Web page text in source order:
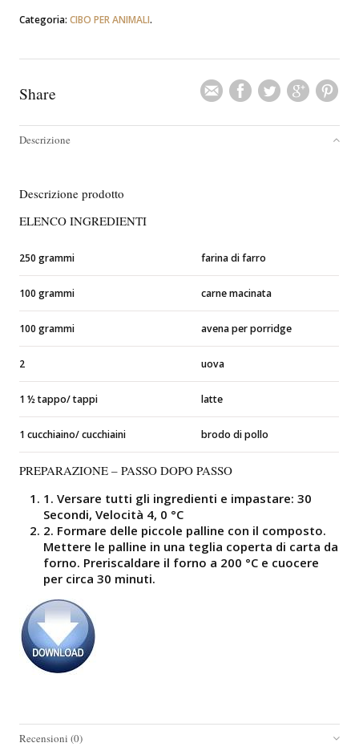
Categoria:CIBO PER ANIMALI.
Share
Descrizione
Descrizione prodotto
ELENCO INGREDIENTI
250 grammi farina di farro
100 grammi carne macinata
100 grammi avena per porridge
2 uova
1 ½ tappo/ tappi latte
1 cucchiaino/ cucchiaini brodo di pollo
PREPARAZIONE – PASSO DOPO PASSO
1. Versare tutti gli ingredienti e impastare: 30
Secondi, Velocità 4, 0 °C
2. Formare delle piccole palline con il composto.
Mettere le palline in una teglia coperta di carta da
forno. Preriscaldare il forno a 200 °C e cuocere
per circa 30 minuti.
Recensioni (0)